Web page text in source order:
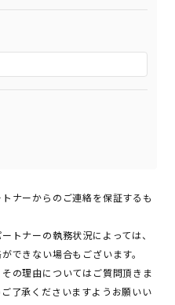
ナーからのご連絡を保証するも
トナーの執務状況によっては、
できない場合もございます。
の理由についてはご質問頂きま
了承くださいますようお願いい